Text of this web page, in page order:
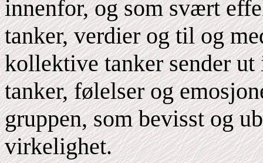
innenfor, og som svært
tanker, verdier og til og
kollektive tanker sender
tanker, følelser og
gruppen, som bevisst og
virkelighet.